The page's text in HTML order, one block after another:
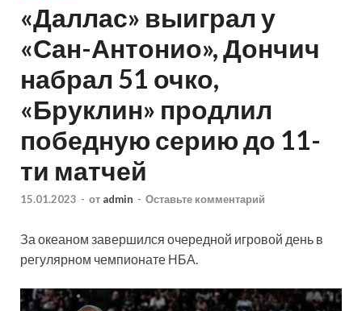
«Даллас» выиграл у
«Сан-Антонио», Дончич
набрал 51 очко,
«Бруклин» продлил
победную серию до 11-
ти матчей
15.01.2023 - от admin - Оставьте комментарий
За океаном завершился очередной игровой день в
регулярном чемпионате НБА.